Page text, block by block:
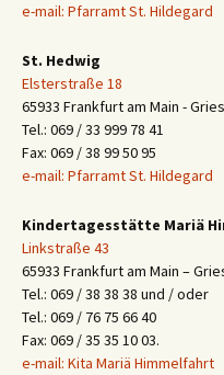
e-mail: Pfarramt St. Hildegard
St. Hedwig
Elsterstraße 18
65933 Frankfurt am Main -
Tel.: 069 / 33 999 78 41
Fax: 069 / 38 99 50 95
e-mail: Pfarramt St. Hildegard
Kindertagesstätte Mariä
Linkstraße 43
65933 Frankfurt am Main –
Tel.: 069 / 38 38 38 und / oder
Tel.: 069 / 76 75 66 40
Fax: 069 / 35 35 10 03.
e-mail: Kita Mariä Himmelfahrt